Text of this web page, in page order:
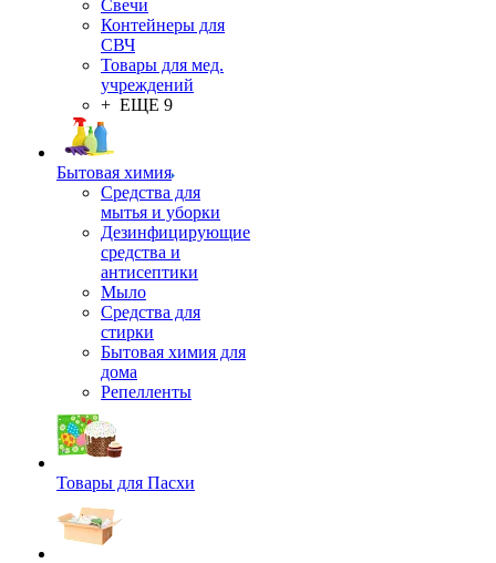
Свечи
Контейнеры для
СВЧ
Товары для мед.
учреждений
+ ЕЩЕ 9
Бытовая химия
Средства для
мытья и уборки
Дезинфицирующие
средства и
антисептики
Мыло
Средства для
стирки
Бытовая химия для
дома
Репелленты
Товары для Пасхи